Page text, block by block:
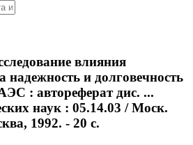
влияния
надежность и долговечность
: автореферат дис. ...
наук : 05.14.03 / Моск.
1992. - 20 с.